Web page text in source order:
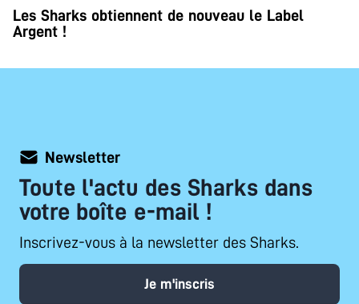
Les Sharks obtiennent de nouveau le Label
Argent !
Newsletter
Toute l'actu des Sharks dans
votre boîte e-mail !
Inscrivez-vous à la newsletter des Sharks.
Je m'inscris